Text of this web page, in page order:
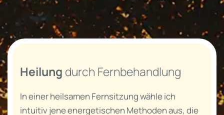
Heilung durch Fernbehandlung
In einer heilsamen Fernsitzung wähle ich
intuitiv jene energetischen Methoden aus, die